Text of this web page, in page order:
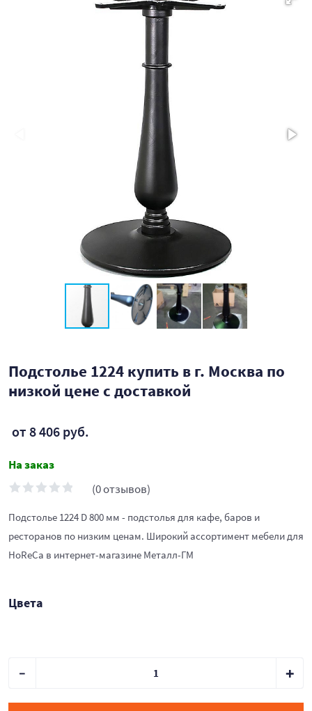
Подстолье 1224 купить в г. Москва по
низкой цене с доставкой
от 8 406 руб.
На заказ
(0 отзывов)
Подстолье 1224 D 800 мм - подстолья для кафе, баров и
ресторанов по низким ценам. Широкий ассортимент мебели для
HoReCa в интернет-магазине Металл-ГМ
Цвета